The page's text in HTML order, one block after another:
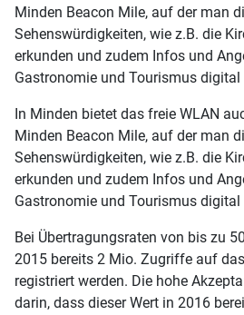
Minden Beacon Mile, auf der man
Sehenswürdigkeiten, wie z.B. die
erkunden und zudem Infos und
Gastronomie und Tourismus digital
In Minden bietet das freie WLAN
Minden Beacon Mile, auf der man
Sehenswürdigkeiten, wie z.B. die
erkunden und zudem Infos und
Gastronomie und Tourismus digital
Bei Übertragungsraten von bis zu
2015 bereits 2 Mio. Zugriffe auf
registriert werden. Die hohe
darin, dass dieser Wert in 2016